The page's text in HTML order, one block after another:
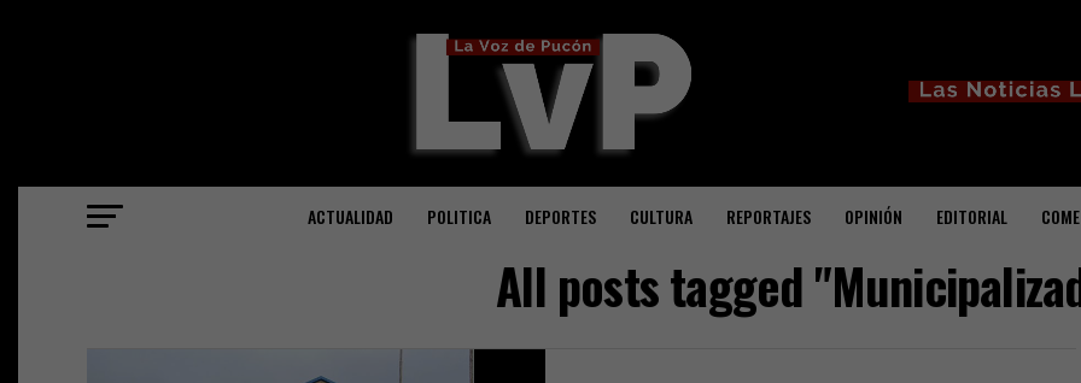
ACTUALIDAD POLITICA DEPORTES CULTURA REPORTAJES OPINIÓN EDITORIAL
All posts tagged